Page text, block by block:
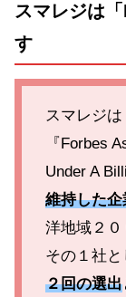
スマレジは
す
スマレジ
『Forbes
Under A
維持した
洋地域２０
その１社
２回の選出